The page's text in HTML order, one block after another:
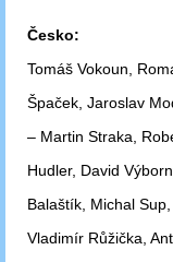
Česko:
Tomáš Vokoun,
Špaček, Jaroslav
– Martin Straka,
Hudler, David
Balaštík, Michal
Vladimír Růžička,